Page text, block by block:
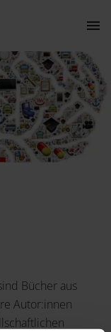
Bücher aus
Autor:innen